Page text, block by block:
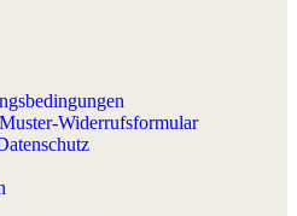
Widerrufsformular